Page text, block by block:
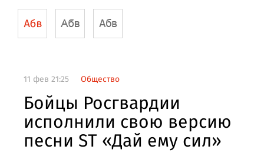
11 фев 21:25 Общество
Бойцы Росгвардии
исполнили свою версию
песни ST «Дай ему сил»